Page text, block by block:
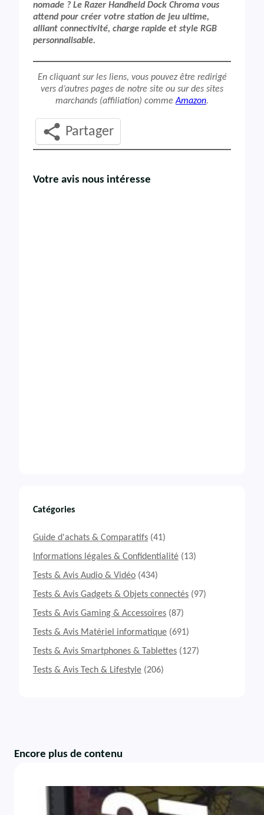
nomade ? Le Razer Handheld Dock Chroma vous
attend pour créer votre station de jeu ultime,
alliant connectivité, charge rapide et style RGB
personnalisable.
En cliquant sur les liens, vous pouvez être redirigé
vers d’autres pages de notre site ou sur des sites
marchands (affiliation) commeAmazon.
Partager
Votre avis nous intéresse
Catégories
Guide d'achats & Comparatifs (41)
Informations légales & Confidentialité (13)
Tests & Avis Audio & Vidéo (434)
Tests & Avis Gadgets & Objets connectés (97)
Tests & Avis Gaming & Accessoires (87)
Tests & Avis Matériel informatique (691)
Tests & Avis Smartphones & Tablettes (127)
Tests & Avis Tech & Lifestyle (206)
Encore plus de contenu